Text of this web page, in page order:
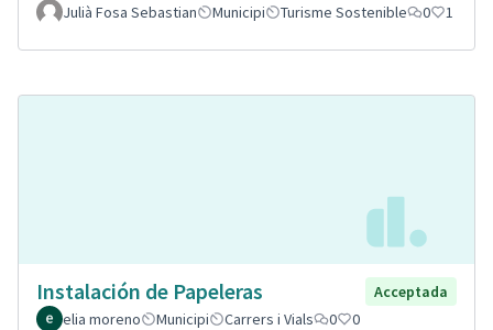
Julià Fosa Sebastian Municipi Turisme Sostenible 0 1
Instalación de Papeleras
Acceptada
elia moreno
Municipi Carrers i Vials 0 0